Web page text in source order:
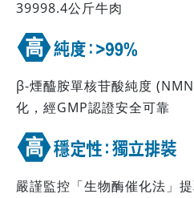
39998.4公斤牛肉
β-煙醯胺單核苷酸純度
化，經GMP認證安全可靠
嚴謹監控「生物酶催化法」